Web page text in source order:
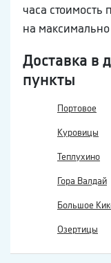
часа стоимость
на
Доставка в
пункты
Портовое
Куровицы
Теплухино
Гора Валдай
Большое
Озертицы